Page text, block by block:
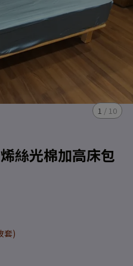
1 / 10
絲光棉加高床包
套)